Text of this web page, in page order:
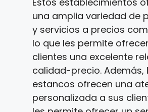
una amplia variedad de
y servicios a precios
lo que les permite
clientes una excelente
calidad-precio. Además,
estancos ofrecen una
personalizada a sus